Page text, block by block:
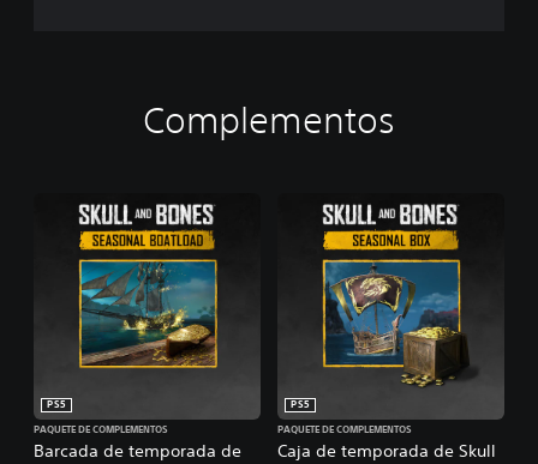
Complementos
Barcada de temporada de
PS5
PAQUETE DE COMPLEMENTOS
Caja de temporada de Skull
PS5
PAQUETE DE COMPLEMENTOS